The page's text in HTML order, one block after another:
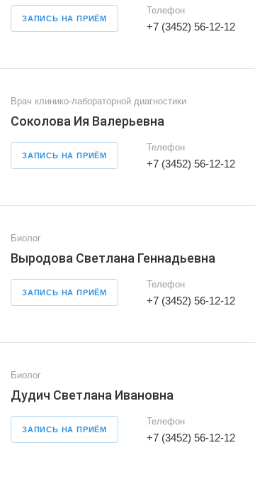
ЗАПИСЬ НА ПРИЁМ
Телефон
+7 (3452) 56-12-12
Врач клинико-лабораторной диагностики
Соколова Ия Валерьевна
ЗАПИСЬ НА ПРИЁМ
Телефон
+7 (3452) 56-12-12
Биолог
Выродова Светлана Геннадьевна
ЗАПИСЬ НА ПРИЁМ
Телефон
+7 (3452) 56-12-12
Биолог
Дудич Светлана Ивановна
ЗАПИСЬ НА ПРИЁМ
Телефон
+7 (3452) 56-12-12